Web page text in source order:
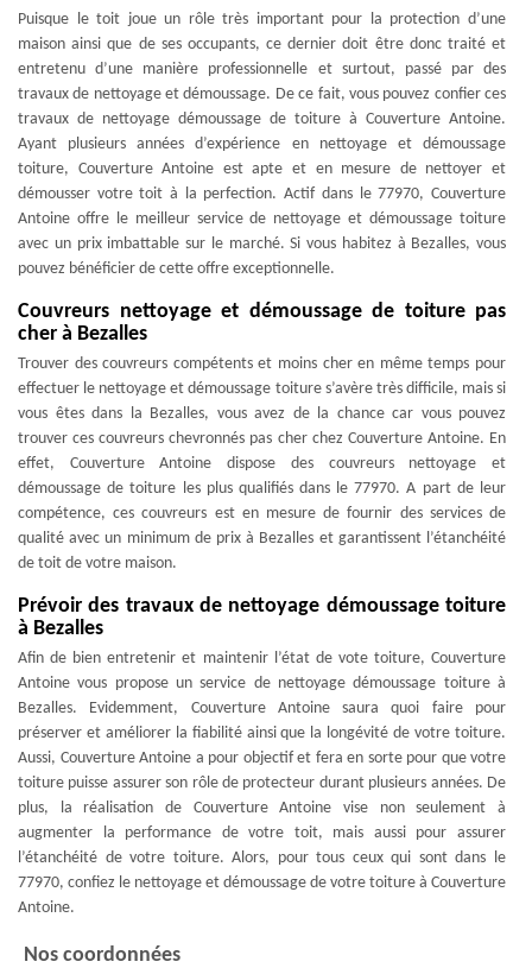
Puisque le toit joue un rôle très important pour la protection d’une
maison ainsi que de ses occupants, ce dernier doit être donc traité et
entretenu d’une manière professionnelle et surtout, passé par des
travaux de nettoyage et démoussage. De ce fait, vous pouvez confier ces
travaux de nettoyage démoussage de toiture à Couverture Antoine.
Ayant plusieurs années d’expérience en nettoyage et démoussage
toiture, Couverture Antoine est apte et en mesure de nettoyer et
démousser votre toit à la perfection. Actif dans le 77970, Couverture
Antoine offre le meilleur service de nettoyage et démoussage toiture
avec un prix imbattable sur le marché. Si vous habitez à Bezalles, vous
pouvez bénéficier de cette offre exceptionnelle.
Couvreurs nettoyage et démoussage de toiture pas
cher à Bezalles
Trouver des couvreurs compétents et moins cher en même temps pour
effectuer le nettoyage et démoussage toiture s’avère très difficile, mais si
vous êtes dans la Bezalles, vous avez de la chance car vous pouvez
trouver ces couvreurs chevronnés pas cher chez Couverture Antoine. En
effet, Couverture Antoine dispose des couvreurs nettoyage et
démoussage de toiture les plus qualifiés dans le 77970. A part de leur
compétence, ces couvreurs est en mesure de fournir des services de
qualité avec un minimum de prix à Bezalles et garantissent l’étanchéité
de toit de votre maison.
Prévoir des travaux de nettoyage démoussage toiture
à Bezalles
Afin de bien entretenir et maintenir l’état de vote toiture, Couverture
Antoine vous propose un service de nettoyage démoussage toiture à
Bezalles. Evidemment, Couverture Antoine saura quoi faire pour
préserver et améliorer la fiabilité ainsi que la longévité de votre toiture.
Aussi, Couverture Antoine a pour objectif et fera en sorte pour que votre
toiture puisse assurer son rôle de protecteur durant plusieurs années. De
plus, la réalisation de Couverture Antoine vise non seulement à
augmenter la performance de votre toit, mais aussi pour assurer
l’étanchéité de votre toiture. Alors, pour tous ceux qui sont dans le
77970, confiez le nettoyage et démoussage de votre toiture à Couverture
Antoine.
Nos coordonnées